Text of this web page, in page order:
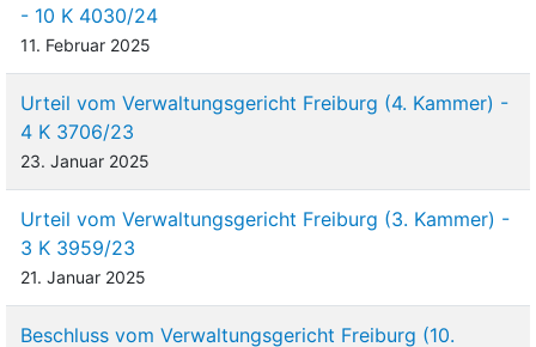
- 10 K 4030/24
11. Februar 2025
Urteil vom Verwaltungsgericht Freiburg (4. Kammer) -
4 K 3706/23
23. Januar 2025
Urteil vom Verwaltungsgericht Freiburg (3. Kammer) -
3 K 3959/23
21. Januar 2025
Beschluss vom Verwaltungsgericht Freiburg (10.